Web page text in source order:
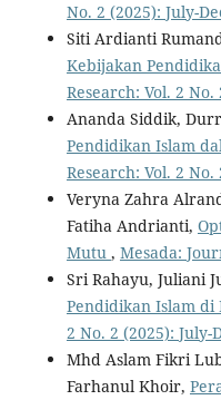
No. 2 (2025): July-
Siti Ardianti
Kebijakan
Research: Vol. 2
Ananda Siddik,
Pendidikan Islam
Research: Vol. 2
Veryna Zahra
Fatiha Andrianti,
Mutu , Mesada:
Sri Rahayu, Juliani
Pendidikan Islam
2 No. 2 (2025): July-
Mhd Aslam Fikri
Farhanul Khoir,